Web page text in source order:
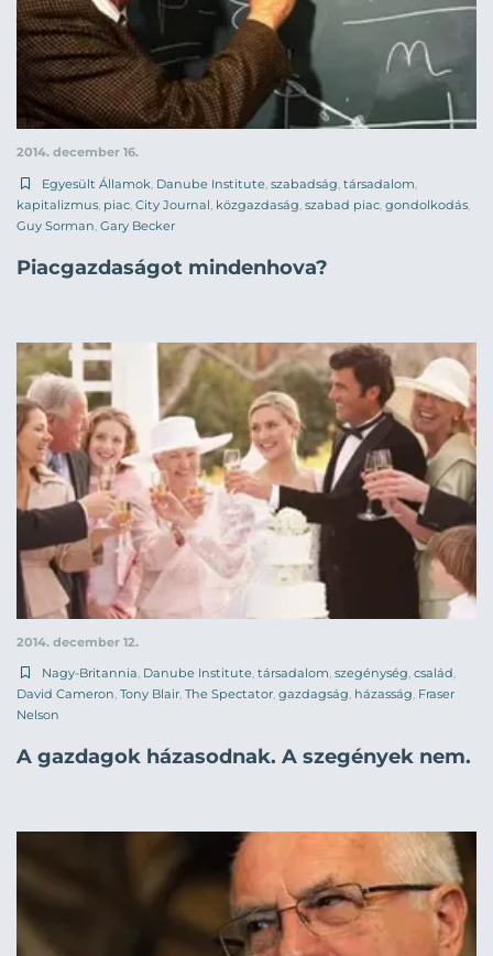
2014. december 16.
Egyesült Államok Danube Institute szabadság társadalom
kapitalizmus piac City Journal közgazdaság szabad piac gondolkodás
Guy Sorman Gary Becker
Piacgazdaságot mindenhova?
2014. december 12.
Nagy-Britannia Danube Institute társadalom szegénység család
David Cameron Tony Blair The Spectator gazdagság házasság Fraser
Nelson
A gazdagok házasodnak. A szegények nem.